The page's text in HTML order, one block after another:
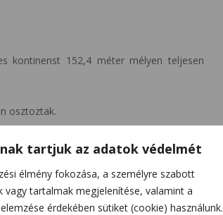
tartjuk az adatok védelmét
élmény fokozása, a személyre szabott
vagy tartalmak megjelenítése, valamint a
érdekében sütiket (cookie) használunk.
kontinenst 152,4 méter mélyen teljesen
osztoztak.
és 1,83 méter magasra is ugorhatnak a
kamerák számára.